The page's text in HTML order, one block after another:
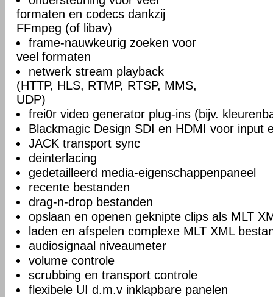
formaten en codecs dankzij
FFmpeg (of libav)
frame-nauwkeurig zoeken voor
veel formaten
netwerk stream playback
(HTTP, HLS, RTMP, RTSP, MMS,
UDP)
frei0r video generator plug-ins (bijv.
Blackmagic Design SDI en HDMI voor input
JACK transport sync
deinterlacing
gedetailleerd media-eigenschappenpaneel
recente bestanden
drag-n-drop bestanden
opslaan en openen geknipte clips als MLT
laden en afspelen complexe MLT XML
audiosignaal niveaumeter
volume controle
scrubbing en transport controle
flexibele UI d.m.v inklapbare panelen